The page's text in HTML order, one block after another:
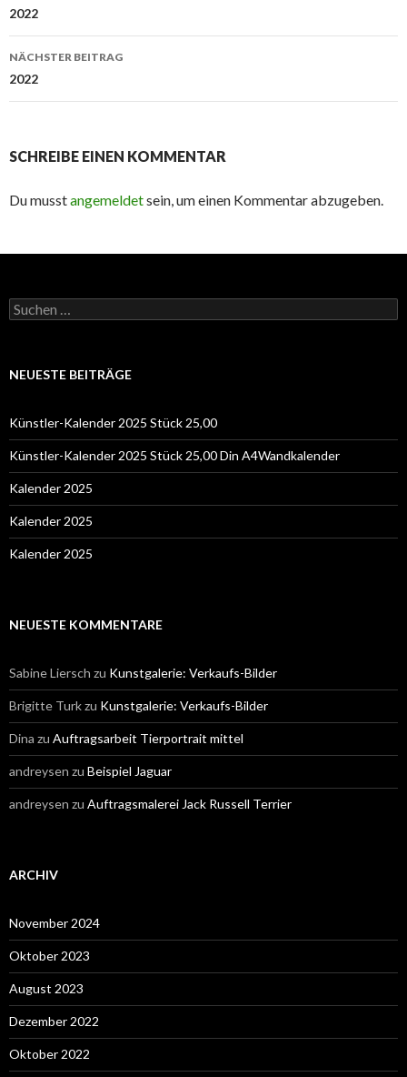
Navigation
2022
NÄCHSTER BEITRAG
2022
SCHREIBE EINEN KOMMENTAR
Du musstangemeldetsein, um einen Kommentar abzugeben.
Suchen
nach:
NEUESTE BEITRÄGE
Künstler-Kalender 2025 Stück 25,00
Künstler-Kalender 2025 Stück 25,00 Din A4Wandkalender
Kalender 2025
Kalender 2025
Kalender 2025
NEUESTE KOMMENTARE
Sabine Liersch zu Kunstgalerie: Verkaufs-Bilder
Brigitte Turkzu Kunstgalerie: Verkaufs-Bilder
Dina zu Auftragsarbeit Tierportrait mittel
andreysen zu Beispiel Jaguar
andreysen zu Auftragsmalerei Jack Russell Terrier
ARCHIV
November 2024
Oktober 2023
August 2023
Dezember 2022
Oktober 2022